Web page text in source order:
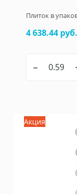
Плиток в
4 638.44
–
Акция